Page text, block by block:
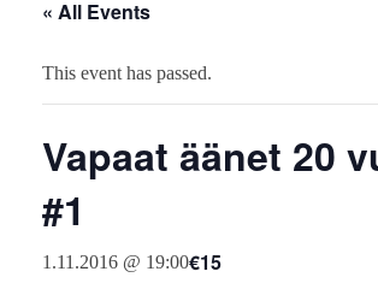
« All Events
This event has passed.
Vapaat äänet 20
#1
1.11.2016 @ 19:00€15